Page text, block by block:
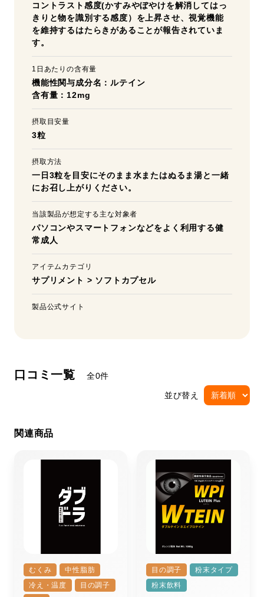
コントラスト感度(かすみやぼやけを解消してはっ
きりと物を識別する感度）を上昇させ、視覚機能
を維持するはたらきがあることが報告されていま
す。
1日あたりの含有量
機能性関与成分名：ルテイン
含有量：12mg
摂取目安量
3粒
摂取方法
一日3粒を目安にそのまま水またはぬるま湯と一緒
にお召し上がりください。
当該製品が想定する主な対象者
パソコンやスマートフォンなどをよく利用する健
常成人
アイテムカテゴリ
サプリメント > ソフトカプセル
製品公式サイト
口コミ一覧 全0件
並び替え
関連商品
むくみ
中性脂肪
冷え・温度
目の調子
目の調子
粉末タイプ
粉末飲料